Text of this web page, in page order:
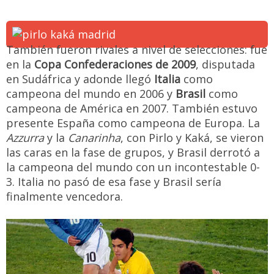
También fueron rivales a nivel de selecciones: fue
en la Copa Confederaciones de 2009, disputada
en Sudáfrica y adonde llegó Italia como
campeona del mundo en 2006 y Brasil como
campeona de América en 2007. También estuvo
presente España como campeona de Europa. La
Azzurray la Canarinha, con Pirlo y Kaká, se vieron
las caras en la fase de grupos, y Brasil derrotó a
la campeona del mundo con un incontestable 0-
3. Italia no pasó de esa fase y Brasil sería
finalmente vencedora.